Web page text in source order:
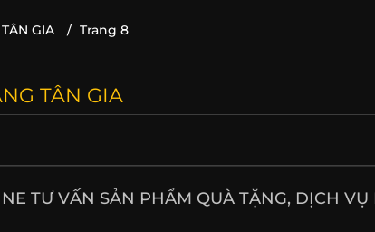
GIA / Trang 8
TÂN GIA
TƯ VẤN SẢN PHẨM QUÀ TẶNG, DỊCH VỤ